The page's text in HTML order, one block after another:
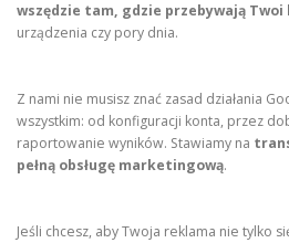
wszędzie tam, gdzie przebywają Twoi
urządzenia czy pory dnia.
Z nami nie musisz znać zasad działania
wszystkim: od konfiguracji konta, przez
raportowanie wyników. Stawiamy na
pełną obsługę marketingową.
Jeśli chcesz, aby Twoja reklama nie tylko